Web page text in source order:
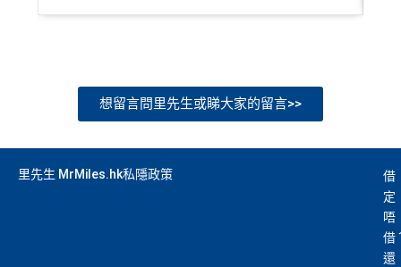
想留言問里先生或睇大家的留言>>
里先生 MrMiles.hk私隱政策
借
定
唔
借
還